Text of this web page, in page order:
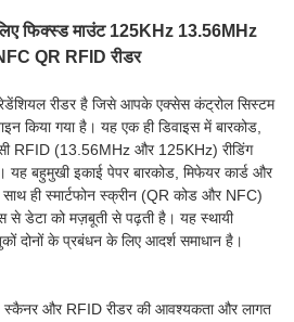
फिक्स्ड माउंट 125KHz 13.56MHz
QR RFID रीडर
रीडर है जिसे आपके एक्सेस कंट्रोल सिस्टम
किया गया है। यह एक ही डिवाइस में बारकोड,
RFID (13.56MHz और 125KHz) रीडिंग
यह बहुमुखी इकाई पेपर बारकोड, मिफेयर कार्ड और
साथ ही स्मार्टफोन स्क्रीन (QR कोड और NFC)
से डेटा को मज़बूती से पढ़ती है। यह स्थायी
दोनों के प्रबंधन के लिए आदर्श समाधान है।
और RFID रीडर की आवश्यकता और लागत